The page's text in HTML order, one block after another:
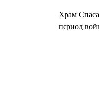
Храм
период